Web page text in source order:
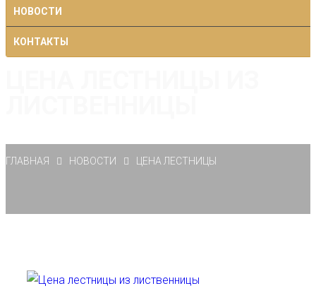
НОВОСТИ
КОНТАКТЫ
ГЛАВНАЯ НОВОСТИ ЦЕНА ЛЕСТНИЦЫ